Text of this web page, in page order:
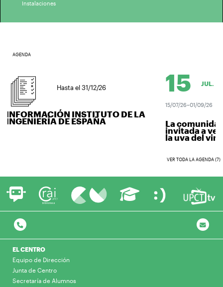
Instalaciones
AGENDA
Hasta el 31/12/26
INFORMACIÓN INSTITUTO DE LA
INGENIERÍA DE ESPAÑA
15 JUL.
15/07/26–01/09/26
La
invitada a
la uva del
VER TODA LA AGENDA (7)
EL CENTRO
Equipo de Dirección
Junta de Centro
Secretaría de Alumnos